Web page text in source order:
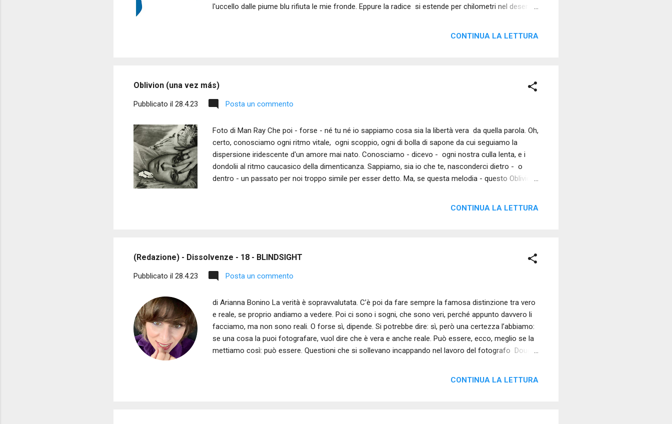
l'uccello dalle piume blu rifiuta le mie fronde. Eppure la radice si estende per chilometri nel deserto;
CONTINUA LA LETTURA
Oblivion (una vez más)
Pubblicato il 28.4.23 Posta un commento
Foto di Man Ray Che poi - forse - né tu né io sappiamo cosa sia la libertà vera da quella parola. Oh,
certo, conosciamo ogni ritmo vitale, ogni scoppio, ogni di bolla di sapone da cui seguiamo la
dispersione iridescente d'un amore mai nato. Conosciamo - dicevo - ogni nostra culla lenta, e i
dondolii al ritmo caucasico della dimenticanza. Sappiamo, sia io che te, nasconderci dietro - o
dentro - un passato per noi troppo simile per esser detto. Ma, se questa melodia - questo Oblivion
CONTINUA LA LETTURA
(Redazione) - Dissolvenze - 18 - BLINDSIGHT
Pubblicato il 28.4.23 Posta un commento
di Arianna Bonino La verità è sopravvalutata. C’è poi da fare sempre la famosa distinzione tra vero
e reale, se proprio andiamo a vedere. Poi ci sono i sogni, che sono veri, perché appunto davvero li
facciamo, ma non sono reali. O forse sì, dipende. Si potrebbe dire: sì, però una certezza l’abbiamo:
se una cosa la puoi fotografare, vuol dire che è vera e anche reale. Può essere, ecco, meglio se la
mettiamo così: può essere. Questioni che si sollevano incappando nel lavoro del fotografo Doug
CONTINUA LA LETTURA